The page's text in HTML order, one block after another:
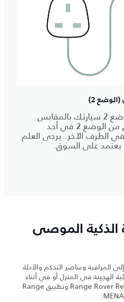
2)
يربط كابل الشحن في الوضع 2 سيارتك بالمقابس
الداخلية باستخدام موصل من الوضع 2 في أحد
الطرف الآخر. يرجى العلم
الذكية الموصى
المراقبة وعناصر التحكم والأدلة
الهجينة في المنزل أو في أثناء
التنقل باستخدام تطبيق Range Rover Remote وتطبيق Range